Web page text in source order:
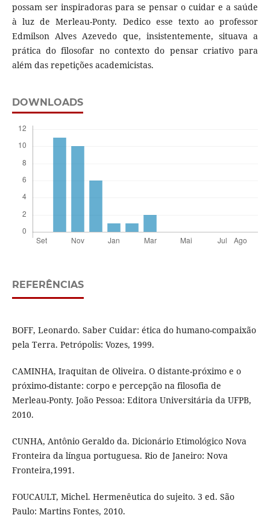
possam ser inspiradoras para se pensar o cuidar e a saúde
à luz de Merleau-Ponty. Dedico esse texto ao professor
Edmilson Alves Azevedo que, insistentemente, situava a
prática do filosofar no contexto do pensar criativo para
além das repetições academicistas.
DOWNLOADS
REFERÊNCIAS
BOFF, Leonardo. Saber Cuidar: ética do humano-compaixão
pela Terra. Petrópolis: Vozes, 1999.
CAMINHA, Iraquitan de Oliveira. O distante-próximo e o
próximo-distante: corpo e percepção na filosofia de
Merleau-Ponty. João Pessoa: Editora Universitária da UFPB,
2010.
CUNHA, Antônio Geraldo da. Dicionário Etimológico Nova
Fronteira da língua portuguesa. Rio de Janeiro: Nova
Fronteira,1991.
FOUCAULT, Michel. Hermenêutica do sujeito. 3 ed. São
Paulo: Martins Fontes, 2010.